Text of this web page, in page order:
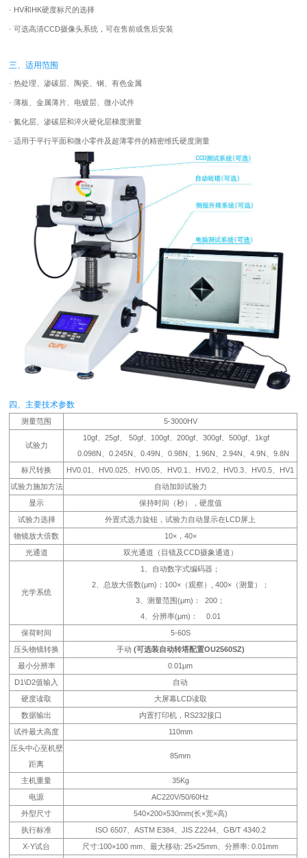
· HV和HK硬度标尺的选择
· 可选高清CCD摄像头系统，可在售前或售后安装
三、适用范围
· 热处理、渗碳层、陶瓷、钢、有色金属
· 薄板、金属薄片、电镀层、微小试件
· 氮化层、渗碳层和淬火硬化层梯度测量
· 适用于平行平面和微小零件及超薄零件的精密维氏硬度测量
四、主要技术参数
测量范围 5-3000HV
试验力
10gf、25gf、 50gf、100gf、200gf、300gf、500gf、1kgf
0.098N、0.245N、0.49N、0.98N、1.96N、2.94N、4.9N、9.8N
标尺转换
HV0.01、HV0.025、HV0.05、HV0.1、HV0.2、HV0.3、HV0.5、HV1
试验力施加方法
自动加卸试验力
显示
保持时间（秒），硬度值
试验力选择
外置式选力旋钮，试验力自动显示在LCD屏上
物镜放大倍数
10×，40×
光通道
双光通道（目镜及CCD摄象通道）
光学系统
1、自动数字式编码器；
2、总放大倍数(μm)：100×（观察）, 400×（测量）；
3、测量范围(μm)： 200；
4、分辨率(μm)： 0.01
保荷时间
5-60S
压头物镜转换
手动 (可选装自动转塔配置OU2560SZ)
最小分辨率
0.01μm
D1\D2值输入
自动
硬度读取
大屏幕LCD读取
数据输出
内置打印机，RS232接口
试件最大高度
110mm
压头中心至机壁
距离
85mm
主机重量
35Kg
电源
AC220V/50/60Hz
外型尺寸
540×200×530mm(长×宽×高)
执行标准
ISO 6507、ASTM E384、JIS Z2244、GB/T 4340.2
X-Y试台
尺寸:100×100 mm、最大移动: 25×25mm、分辨率: 0.01mm